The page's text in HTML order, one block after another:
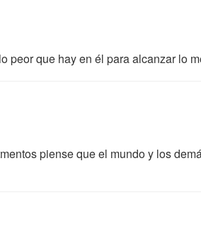
peor que hay en él para alcanzar lo
piense que el mundo y los